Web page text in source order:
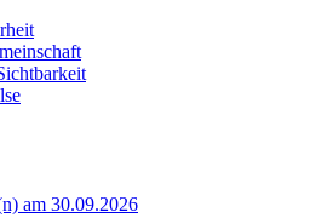
am 30.09.2026